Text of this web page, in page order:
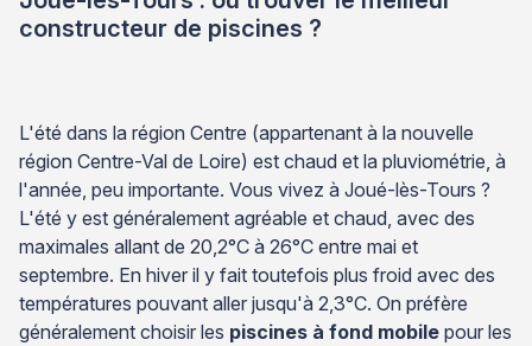
constructeur de piscines ?
L'été dans la région Centre (appartenant à la nouvelle
région Centre-Val de Loire) est chaud et la pluviométrie, à
l'année, peu importante. Vous vivez à Joué-lès-Tours ?
L'été y est généralement agréable et chaud, avec des
maximales allant de 20,2°C à 26°C entre mai et
septembre. En hiver il y fait toutefois plus froid avec des
températures pouvant aller jusqu'à 2,3°C. On préfère
généralement choisir les piscines à fond mobile pour les